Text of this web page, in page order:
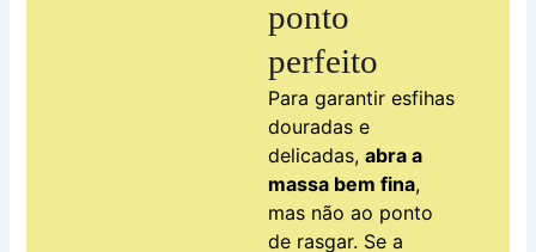
ponto
perfeito
Para garantir esfihas
douradas e
delicadas, abra a
massa bem fina,
mas não ao ponto
de rasgar. Se a